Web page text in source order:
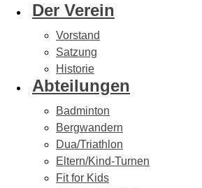
Der Verein
Vorstand
Satzung
Historie
Abteilungen
Badminton
Bergwandern
Dua/Triathlon
Eltern/Kind-Turnen
Fit for Kids